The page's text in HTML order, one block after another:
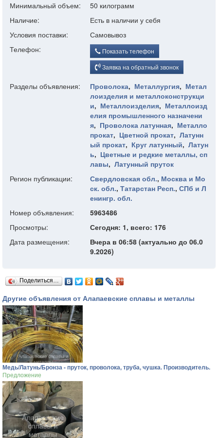
Минимальный объем:
50 килограмм
Наличие:
Есть в наличии у себя
Условия поставки:
Самовывоз
Телефон:
Показать телефон
Заявка на обратный звонок
Разделы объявления: Проволока, Металлургия, Метал
лоизделия и металлоконструкци
и, Металлоизделия, Металлоизд
елия промышленного назначени
я, Проволока латунная, Металло
прокат, Цветной прокат, Латунн
ый прокат, Круг латунный, Латун
ь, Цветные и редкие металлы, сп
лавы, Латунный пруток
Регион публикации:
Свердловская обл., Москва и Мо
ск. обл., Татарстан Респ., СПб и Л
енингр. обл.
Номер объявления:
5963486
Просмотры:
Сегодня: 1, всего: 176
Дата размещения:
Вчера в 06:58 (актуально до 06.0
9.2026)
Поделиться…
Другие объявления от Алапаевские сплавы и металлы
Медь/Латунь/Бронза - пруток, проволока, труба, чушка. Производитель.
Предложение